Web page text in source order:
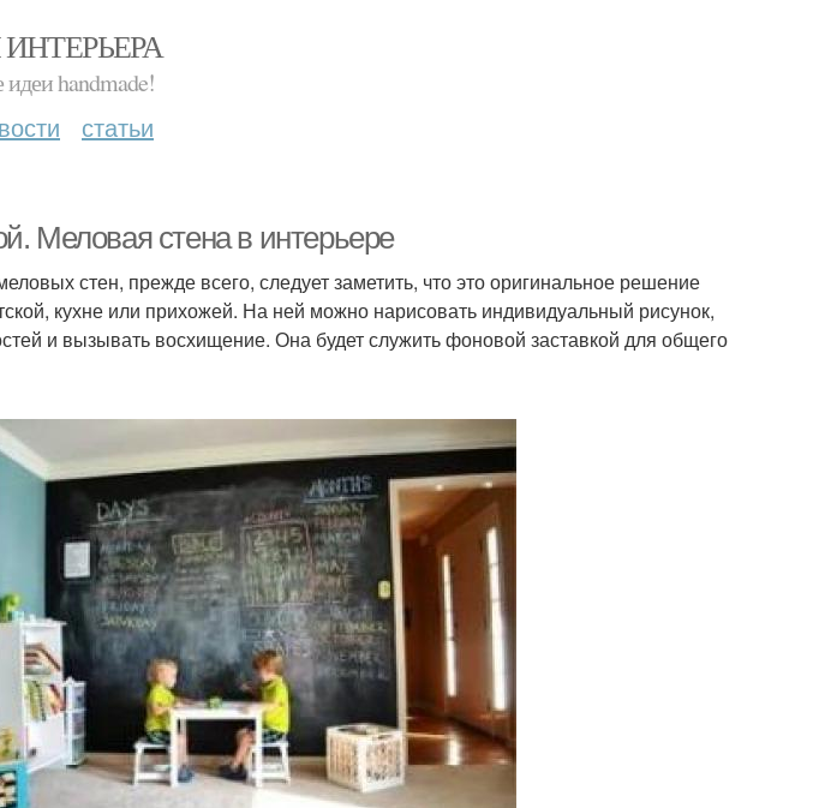
handmade!
статьи
Меловая стена в интерьере
стен, прежде всего, следует заметить, что это оригинальное решение
кухне или прихожей. На ней можно нарисовать индивидуальный рисунок,
и вызывать восхищение. Она будет служить фоновой заставкой для общего